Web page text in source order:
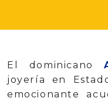
El dominicano
joyería en
emocionante